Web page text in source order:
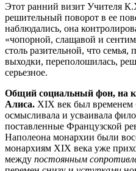
Этот ранний визит Учителя
решительный поворот в ее
наблюдались, она
«чопорной, слащавой и
столь разительной, что
выходки, переполошилась,
серьезное.
Общий социальный фон, на
Алиса. XIX век был
осмысливала и усваивала
поставленные Французской
Наполеона монархии были
монархиям XIX века уже
между постоянным